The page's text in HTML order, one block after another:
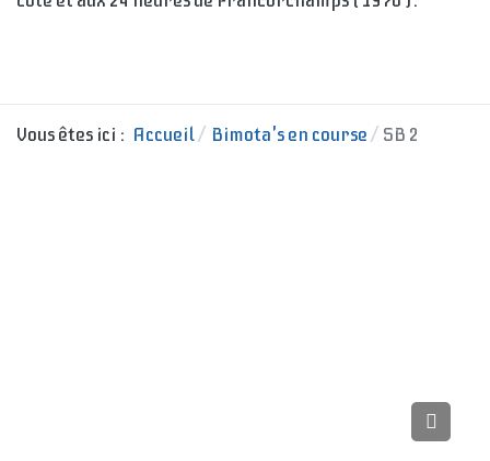
Vous êtes ici : Accueil Bimota's en course SB 2